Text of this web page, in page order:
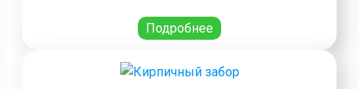
Подробнее